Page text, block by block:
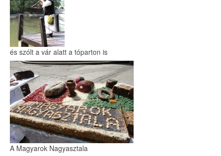
és szólt a vár alatt a tóparton is
A Magyarok Nagyasztala